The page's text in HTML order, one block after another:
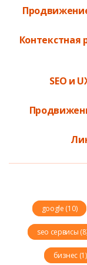
Контекстная
SEO и
google (10)
seo сервисы
бизнес (1)